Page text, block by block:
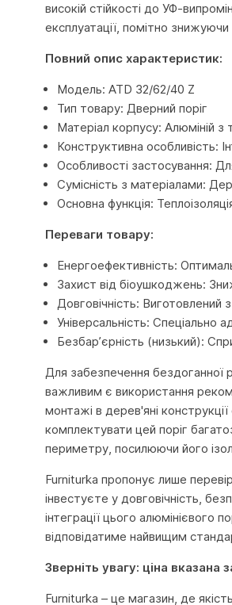
високій стійкості до УФ-
експлуатації, помітно знижуючи
Повний опис характеристик:
Модель: ATD 32/62/40 Z
Тип товару: Дверний поріг
Матеріал корпусу: Алюміній
Конструктивна особливість:
Особливості застосування:
Сумісність з матеріалами:
Основна функція:
Переваги товару:
Енергоефективність:
Захист від біоушкоджень:
Довговічність: Виготовлений
Універсальність:
Безбар’єрність (низький):
Для забезпечення бездоганної
важливим є використання
монтажі в дерев'яні
комплектувати цей поріг
периметру, посилюючи його
Furniturka пропонує лише
інвестуєте у довговічність,
інтеграції цього
відповідатиме найвищим
Зверніть увагу: ціна
Furniturka – це магазин, де